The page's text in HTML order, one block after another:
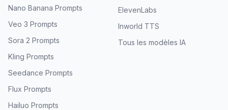
Nano Banana Prompts
Veo 3 Prompts
Sora 2 Prompts
Kling Prompts
Seedance Prompts
Flux Prompts
Hailuo Prompts
ElevenLabs
Inworld TTS
Tous les modèles IA